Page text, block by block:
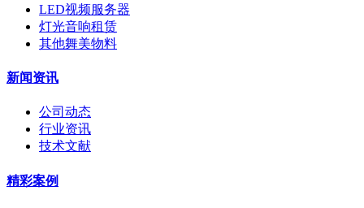
LED视频服务器
灯光音响租赁
其他舞美物料
新闻资讯
公司动态
行业资讯
技术文献
精彩案例